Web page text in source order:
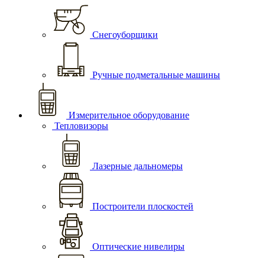
Снегоуборщики
Ручные подметальные машины
Измерительное оборудование
Тепловизоры
Лазерные дальномеры
Построители плоскостей
Оптические нивелиры